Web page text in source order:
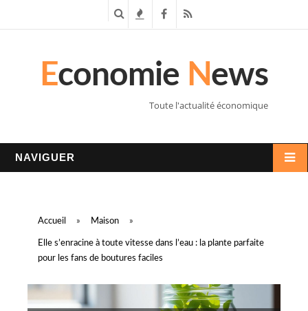
c n
s
F
c
R
S
Economie News
Toute l'actualité économique
NAVIGUER
Accueil » Maison »
Elle s’enracine à toute vitesse dans l’eau : la plante parfaite
pour les fans de boutures faciles